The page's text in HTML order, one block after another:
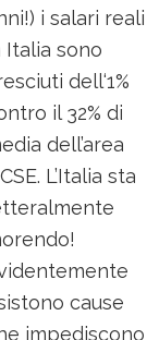
i salari reali
Italia sono
dell‘1%
il 32% di
dell’area
L’Italia sta
cause
impediscono